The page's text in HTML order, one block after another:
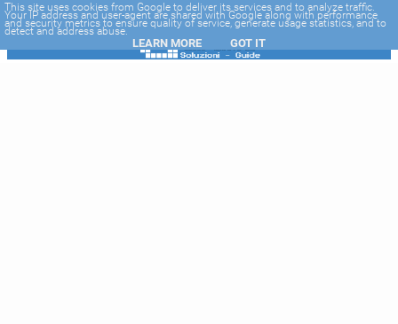
-->
This site uses cookies from Google to deliver its services and to analyze traffic.
Your IP address and user-agent are shared with Google along with performance
and security metrics to ensure quality of service, generate usage statistics, and to
detect and address abuse.
LEARN MORE GOT IT